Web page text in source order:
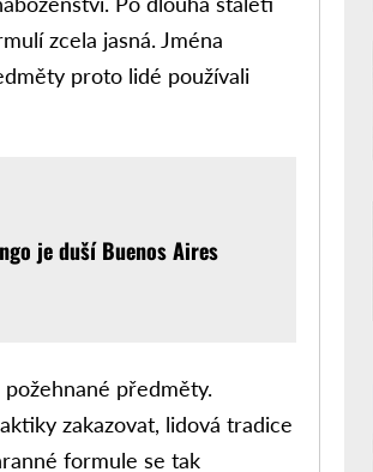
zcela jasná. Jména
proto lidé používali
je duší Buenos Aires
předměty.
zakazovat, lidová tradice
formule se tak